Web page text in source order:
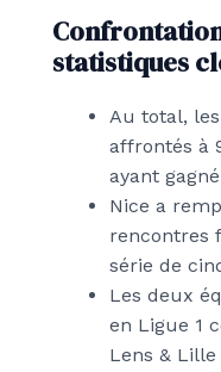
statistiques
Au total,
affrontés à
ayant
Nice a
rencontres
série de
Les deux
en Ligue 1
Lens &